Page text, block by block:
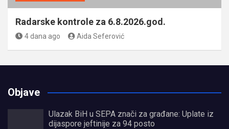
Radarske kontrole za 6.8.2026.god.
4 dana ago Aida Seferović
Objave
Ulazak BiH u SEPA znači za građane: Uplate iz
dijaspore jeftinije za 94 posto